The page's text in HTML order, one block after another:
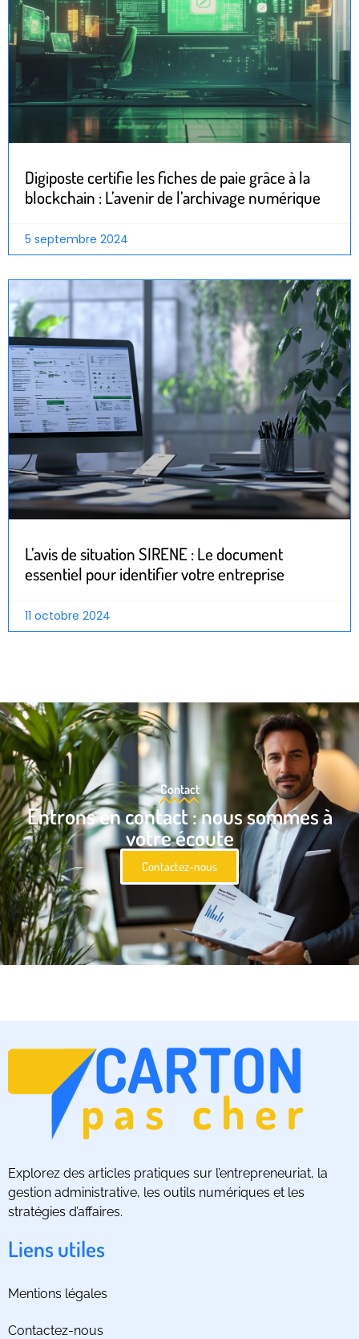
Digiposte certifie les fiches de paie grâce à la
blockchain : L’avenir de l’archivage numérique
5 septembre 2024
L’avis de situation SIRENE : Le document
essentiel pour identifier votre entreprise
11 octobre 2024
Contact
Entrons en contact : nous sommes à
votre écoute
Contactez-nous
Explorez des articles pratiques sur l’entrepreneuriat, la
gestion administrative, les outils numériques et les
stratégies d’affaires.
Liens utiles
Mentions légales
Contactez-nous